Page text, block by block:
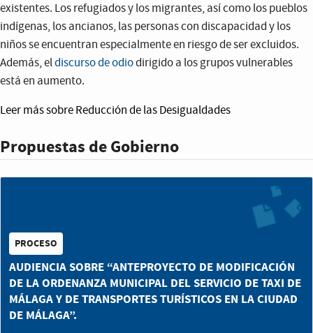
existentes. Los refugiados y los migrantes, así como los pueblos
indígenas, los ancianos, las personas con discapacidad y los
niños se encuentran especialmente en riesgo de ser excluidos.
Además, eldiscurso de odiodirigido a los grupos vulnerables
está en aumento.
Leer más sobre Reducción de las Desigualdades
Propuestas de Gobierno
PROCESO
AUDIENCIA SOBRE “ANTEPROYECTO DE MODIFICACIÓN
DE LA ORDENANZA MUNICIPAL DEL SERVICIO DE TAXI DE
MÁLAGA Y DE TRANSPORTES TURÍSTICOS EN LA CIUDAD
DE MÁLAGA”.